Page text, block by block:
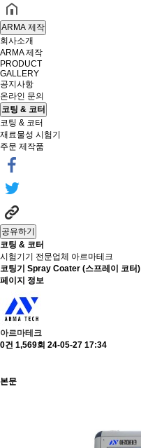
ARMA 제작
회사소개
ARMA 제작
PRODUCT
GALLERY
공지사항
온라인 문의
코팅 & 코터
코팅 & 코터
재료물성 시험기
주문 제작품
공유하기
코팅 & 코터
시험기기 전문업체 아르마테크
코팅기 Spray Coater (스프레이 코터)
페이지 정보
아르마테크
0건 1,569회 24-05-27 17:34
본문